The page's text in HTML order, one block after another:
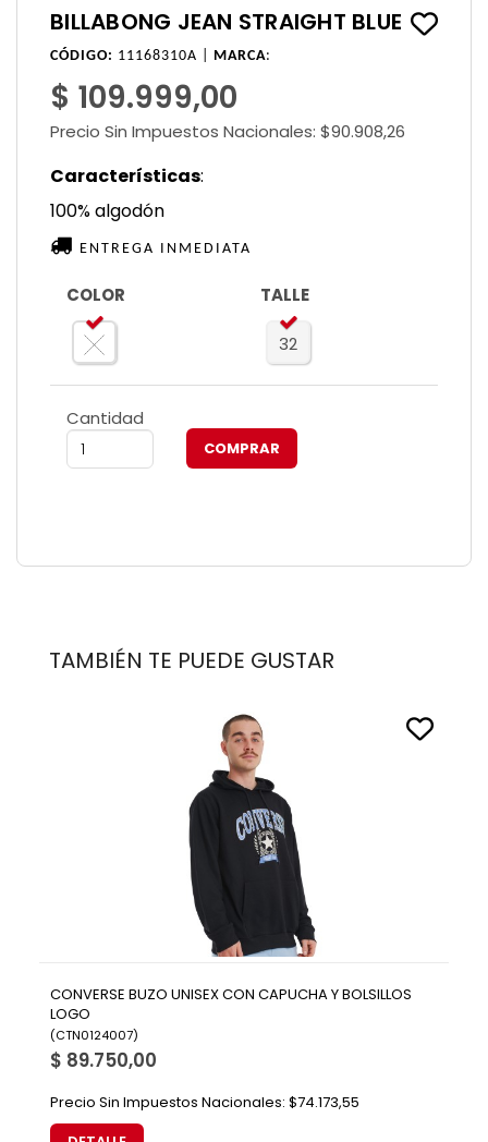
BILLABONG JEAN STRAIGHT BLUE
CÓDIGO: 11168310A | MARCA:
$ 109.999,00
Precio Sin Impuestos Nacionales: $90.908,26
Características:
100% algodón
ENTREGA INMEDIATA
COLOR TALLE
32
Cantidad
TAMBIÉN TE PUEDE GUSTAR
CONVERSE BUZO UNISEX CON CAPUCHA Y BOLSILLOS
LOGO
(CTN0124007)
$ 89.750,00
Precio Sin Impuestos Nacionales: $74.173,55